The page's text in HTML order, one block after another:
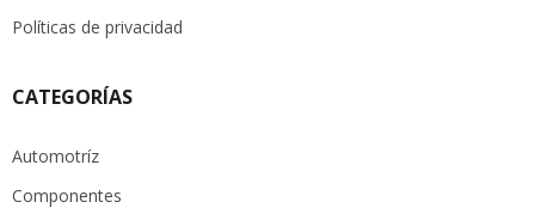
Políticas de privacidad
CATEGORÍAS
Automotríz
Componentes